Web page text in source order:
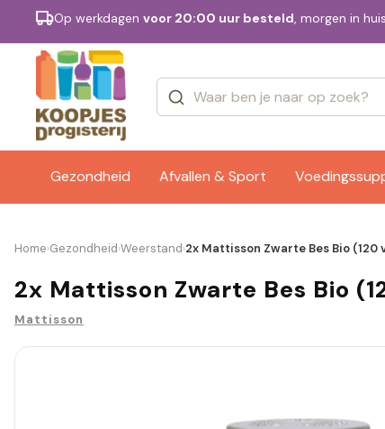
Op werkdagen voor 20:00 uur besteld, morgen in huis
Gezondheid Afvallen & Sport
Merken
Home›Gezondheid›Weerstand›2x Mattisson Zwarte Bes Bio (120
2x Mattisson Zwarte Bes Bio
Mattisson